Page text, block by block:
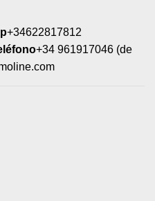
+34622817812
+34 961917046 (de